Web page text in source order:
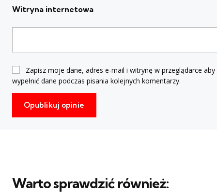
Witryna internetowa
Zapisz moje dane, adres e-mail i witrynę w przeglądarce aby
wypełnić dane podczas pisania kolejnych komentarzy.
Warto sprawdzić również: